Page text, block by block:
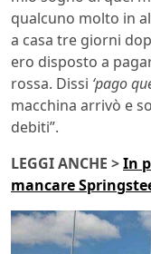
qualcuno molto in
a casa tre giorni
ero disposto a
rossa. Dissi ‘pago
macchina arrivò e
debiti”.
LEGGI ANCHE >In
mancare